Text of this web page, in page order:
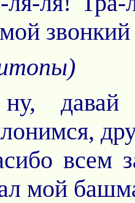
давай
всем
мой